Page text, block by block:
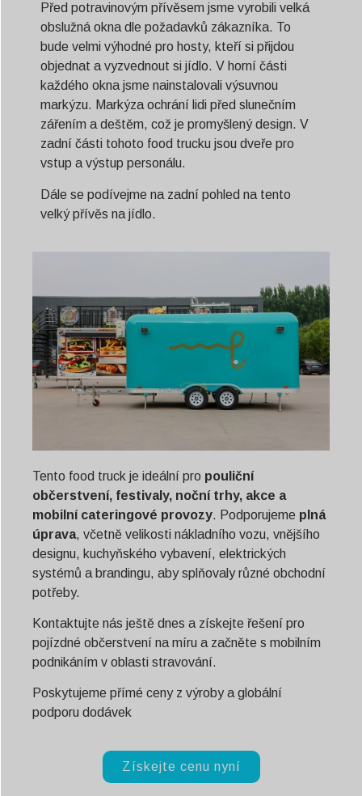
Před potravinovým přívěsem jsme vyrobili velká
obslužná okna dle požadavků zákazníka. To
bude velmi výhodné pro hosty, kteří si přijdou
objednat a vyzvednout si jídlo. V horní části
každého okna jsme nainstalovali výsuvnou
markýzu. Markýza ochrání lidi před slunečním
zářením a deštěm, což je promyšlený design. V
zadní části tohoto food trucku jsou dveře pro
vstup a výstup personálu.
Dále se podívejme na zadní pohled na tento
velký přívěs na jídlo.
Tento food truck je ideální pro pouliční
občerstvení, festivaly, noční trhy, akce a
mobilní cateringové provozy. Podporujeme plná
úprava, včetně velikosti nákladního vozu, vnějšího
designu, kuchyňského vybavení, elektrických
systémů a brandingu, aby splňovaly různé obchodní
potřeby.
Kontaktujte nás ještě dnes a získejte řešení pro
pojízdné občerstvení na míru a začněte s mobilním
podnikáním v oblasti stravování.
Poskytujeme přímé ceny z výroby a globální
podporu dodávek
Získejte cenu nyní